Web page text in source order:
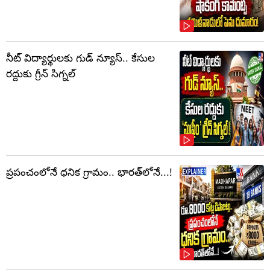
నీట్ విద్యార్థులకు గుడ్ న్యూస్.. కేసుల
రద్దుకు గ్రీన్ సిగ్నల్
ప్రపంచంలోనే ధనిక గ్రామం.. భారత్‌లోనే...!